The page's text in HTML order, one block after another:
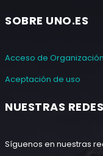
SOBRE UNO.ES
Acceso de Organización
Aceptación de uso
NUESTRAS REDES
Síguenos en nuestras